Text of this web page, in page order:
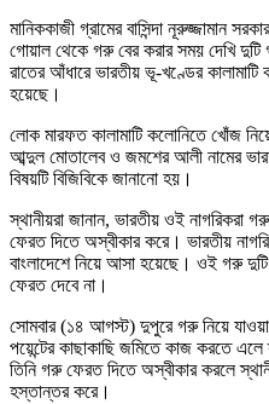
মানিককাজী গ্রামের বাসিন্দা নূরুজ্জামান
গোয়াল থেকে গরু বের করার সময় দেখি
রাতের আঁধারে ভারতীয় ভূ-খণ্ডের
হয়েছে।
লোক মারফত কালামাটি কলোনিতে খোঁজ
আব্দুল মোতালেব ও জমশের আলী নামের
বিষয়টি বিজিবিকে জানানো হয়।
স্থানীয়রা জানান, ভারতীয় ওই নাগরিকরা
ফেরত দিতে অস্বীকার করে। ভারতীয়
বাংলাদেশে নিয়ে আসা হয়েছে। ওই গরু
ফেরত দেবে না।
সোমবার (১৪ আগস্ট) দুপুরে গরু নিয়ে যাওয়া
পয়েন্টের কাছাকাছি জমিতে কাজ করতে
তিনি গরু ফেরত দিতে অস্বীকার করলে
হস্তান্তর করে।